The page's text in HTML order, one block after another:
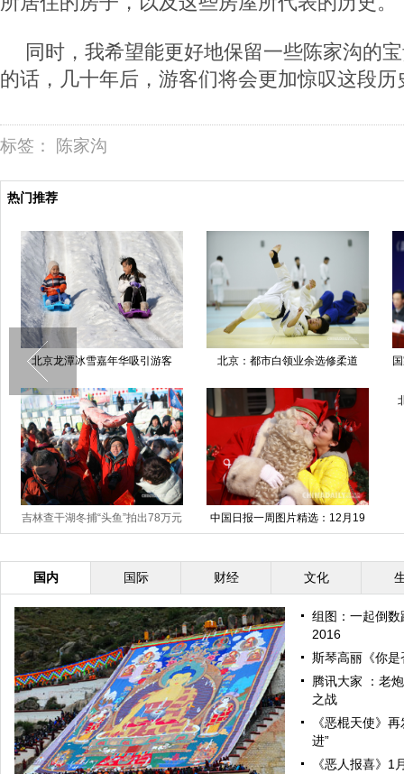
同时，我希望能更好地保留一些陈家沟的
的话，几十年后，游客们将会更加惊叹这段历
标签： 陈家沟
热门推荐
北京龙潭冰雪嘉年华吸引游客 北京：都市白领业余选修柔道
吉林查干湖冬捕“头鱼”拍出78万元
天价
中国日报一周图片精选：12月19
日—25日
国内 国际 财经 文化
组图：一起倒
2016
斯琴高丽《你
腾讯大家 ：老
之战
《恶棍天使》
进”
《恶人报喜》1